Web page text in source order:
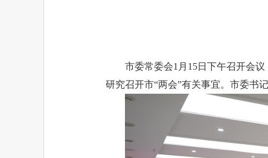
市委常委会1月15日下午召开会
研究召开市“两会”有关事宜。市委书